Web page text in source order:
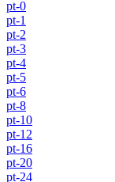
pt-0
pt-1
pt-2
pt-3
pt-4
pt-5
pt-6
pt-8
pt-10
pt-12
pt-16
pt-20
pt-24